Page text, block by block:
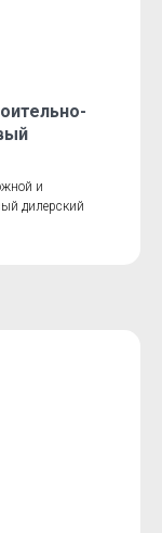
и
дилерский